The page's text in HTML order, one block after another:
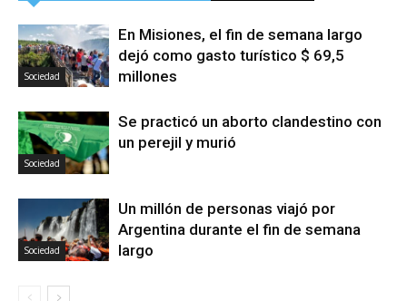
Sociedad
En Misiones, el fin de semana largo
dejó como gasto turístico $ 69,5
millones
Sociedad
Se practicó un aborto clandestino con
un perejil y murió
Sociedad
Un millón de personas viajó por
Argentina durante el fin de semana
largo